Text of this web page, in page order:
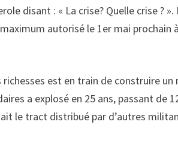
disant : « La crise? Quelle crise ?
autorisé le 1er mai prochain
richesses est en train de construire
a explosé en 25 ans, passant de
le tract distribué par d’autres